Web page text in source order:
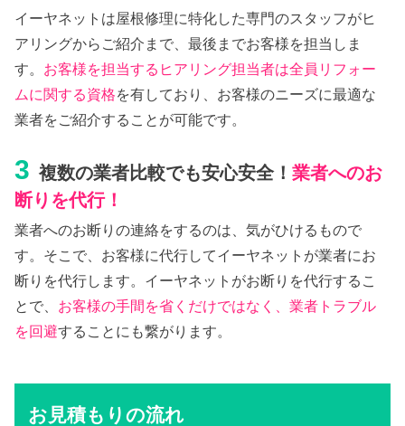
イーヤネットは屋根修理に特化した専門のスタッフがヒ
アリングからご紹介まで、最後までお客様を担当しま
す。 お客様を担当するヒアリング担当者は全員リフォー
ムに関する資格を有しており、お客様のニーズに最適な
業者をご紹介することが可能です。
3 複数の業者比較でも安心安全！業者へのお
断りを代行！
業者へのお断りの連絡をするのは、気がひけるもので
す。そこで、お客様に代行してイーヤネットが業者にお
断りを代行します。イーヤネットがお断りを代行するこ
とで、 お客様の手間を省くだけではなく、業者トラブル
を回避することにも繋がります。
お見積もりの流れ